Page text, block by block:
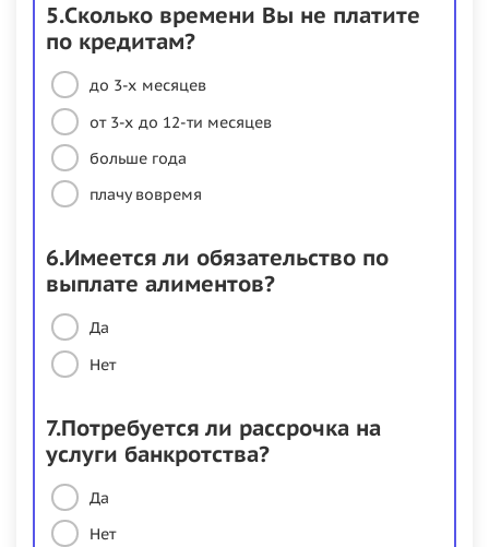
5.Сколько времени Вы не платите
по кредитам?
до 3-х месяцев
от 3-х до 12-ти месяцев
больше года
плачу вовремя
6.Имеется ли обязательство по
выплате алиментов?
Да
Нет
7.Потребуется ли рассрочка на
услуги банкротства?
Да
Нет